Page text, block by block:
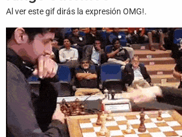
Archivo
De
Gifs
Terminos
Y
Condiciones
Al ver este gif dirás la expresión OMG!.